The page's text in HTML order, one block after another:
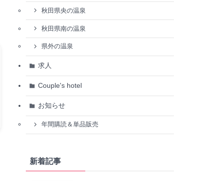
秋田県央の温泉
秋田県南の温泉
県外の温泉
求人
Couple's hotel
お知らせ
年間購読＆単品販売
新着記事